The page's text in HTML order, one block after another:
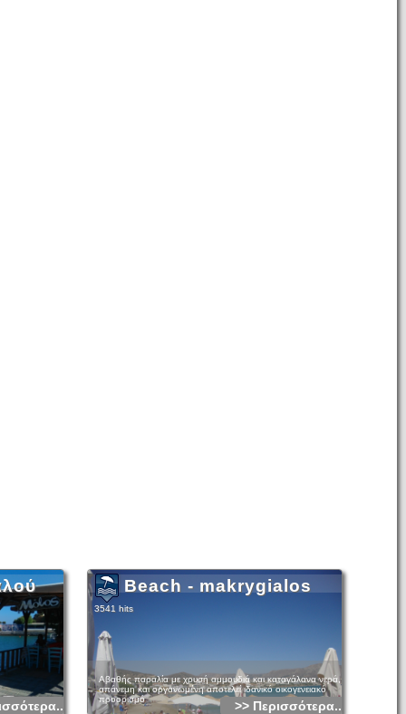
Beach - makrygialos
3541 hits
Αβαθής παραλία με χρυσή αμμουδιά και καταγάλανα νερά,
απάνεμη και οργανωμένη αποτελεί ιδανικό οικογενειακό
προορισμό
>> Περισσότερα...